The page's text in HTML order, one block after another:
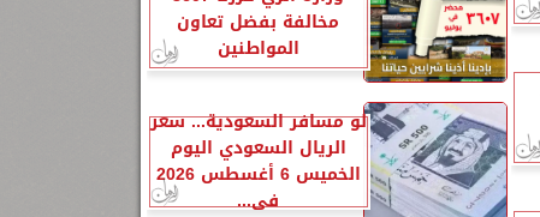
مخالفة بفضل تعاون
المواطنين
لو مسافر السعودية... سعر
الريال السعودي اليوم
الخميس 6 أغسطس 2026
في...